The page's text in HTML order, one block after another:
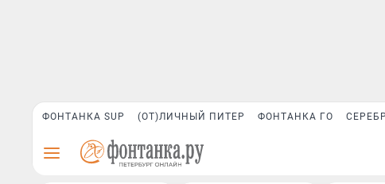
ФОНТАНКА SUP (ОТ)ЛИЧНЫЙ ПИТЕР ФОНТАНКА ГО